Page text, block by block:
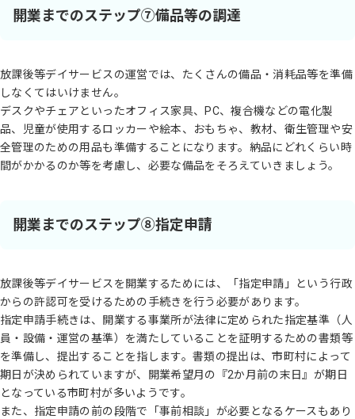
開業までのステップ⑦備品等の調達
放課後等デイサービスの運営では、たくさんの備品・消耗品等を準備
しなくてはいけません。
デスクやチェアといったオフィス家具、PC、複合機などの電化製
品、児童が使用するロッカーや絵本、おもちゃ、教材、衛生管理や安
全管理のための用品も準備することになります。納品にどれくらい時
間がかかるのか等を考慮し、必要な備品をそろえていきましょう。
開業までのステップ⑧指定申請
放課後等デイサービスを開業するためには、「指定申請」という行政
からの許認可を受けるための手続きを行う必要があります。
指定申請手続きは、開業する事業所が法律に定められた指定基準（人
員・設備・運営の基準）を満たしていることを証明するための書類等
を準備し、提出することを指します。書類の提出は、市町村によって
期日が決められていますが、開業希望月の『2か月前の末日』が期日
となっている市町村が多いようです。
また、指定申請の前の段階で「事前相談」が必要となるケースもあり